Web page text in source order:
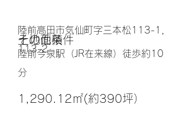
その他条件
土地面積
1,290.12㎡(約390坪）
陸前今泉駅（JR在来線）徒歩約10
分
陸前高田市気仙町字三本松113-1，
113-2